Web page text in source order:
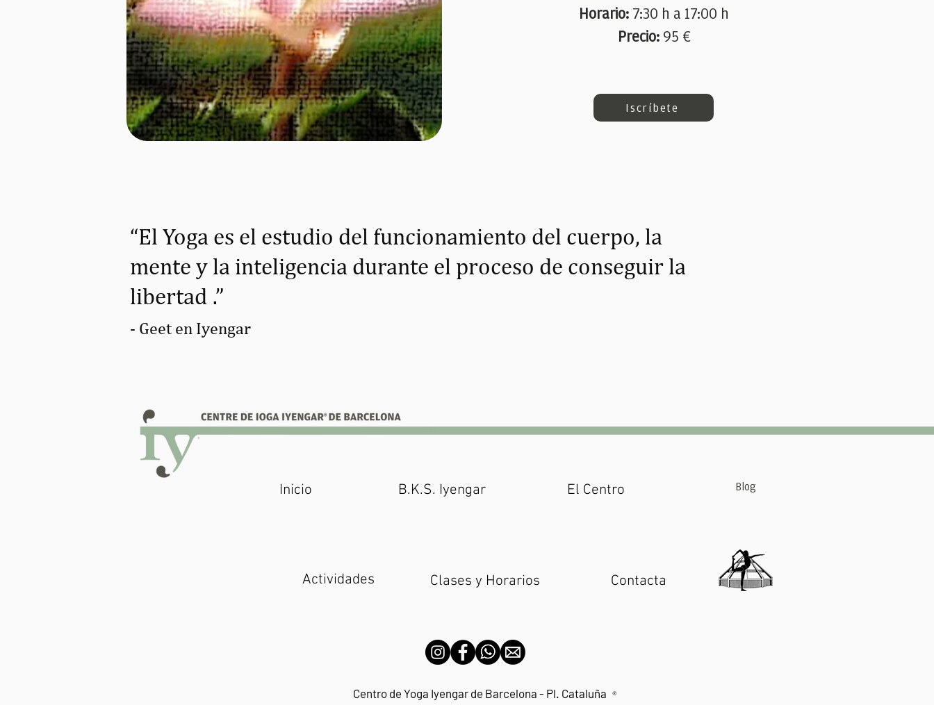
Horario: 7:30 h a 17:00 h
Precio: 95 €
Iscríbete
“El Yoga es el estudio del funcionamiento del cuerpo, la
mente y la inteligencia durante el proceso de conseguir la
libertad .”
- Geet en Iyengar
Inicio B.K.S. Iyengar El Centro Blog
Actividades Clases y Horarios Contacta
Centro de Yoga Iyengar de Barcelona - Pl. Cataluña ®